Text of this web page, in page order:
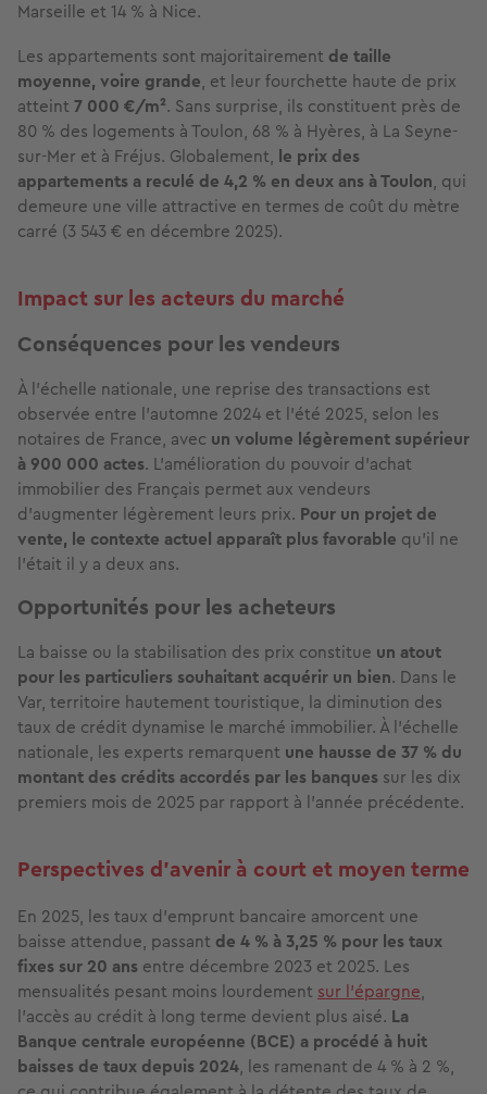
Marseille et 14 % à Nice.
Les appartements sont majoritairement de taille
moyenne, voire grande, et leur fourchette haute de prix
atteint 7 000 €/m². Sans surprise, ils constituent près de
80 % des logements à Toulon, 68 % à Hyères, à La Seyne-
sur-Mer et à Fréjus. Globalement, le prix des
appartements a reculé de 4,2 % en deux ans à Toulon, qui
demeure une ville attractive en termes de coût du mètre
carré (3 543 € en décembre 2025).
Impact sur les acteurs du marché
Conséquences pour les vendeurs
À l’échelle nationale, une reprise des transactions est
observée entre l’automne 2024 et l’été 2025, selon les
notaires de France, avec un volume légèrement supérieur
à 900 000 actes. L’amélioration du pouvoir d’achat
immobilier des Français permet aux vendeurs
d’augmenter légèrement leurs prix. Pour un projet de
vente, le contexte actuel apparaît plus favorable qu’il ne
l’était il y a deux ans.
Opportunités pour les acheteurs
La baisse ou la stabilisation des prix constitue un atout
pour les particuliers souhaitant acquérir un bien. Dans le
Var, territoire hautement touristique, la diminution des
taux de crédit dynamise le marché immobilier. À l’échelle
nationale, les experts remarquent une hausse de 37 % du
montant des crédits accordés par les banques sur les dix
premiers mois de 2025 par rapport à l’année précédente.
Perspectives d'avenir à court et moyen terme
En 2025, les taux d’emprunt bancaire amorcent une
baisse attendue, passant de 4 % à 3,25 % pour les taux
fixes sur 20 ans entre décembre 2023 et 2025. Les
mensualités pesant moins lourdement sur l’épargne,
l’accès au crédit à long terme devient plus aisé. La
Banque centrale européenne (BCE) a procédé à huit
baisses de taux depuis 2024, les ramenant de 4 % à 2 %,